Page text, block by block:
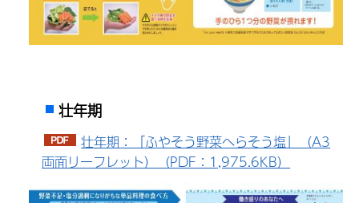
壮年期
壮年期：「ふやそう野菜へらそう塩」（A3
両面リーフレット）（PDF：1,975.6KB）